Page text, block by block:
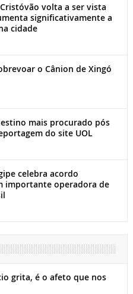
volta a ser vista
significativamente a
cidade
o Cânion de Xingó
mais procurado pós
do site UOL
celebra acordo
importante operadora de
grita, é o afeto que nos